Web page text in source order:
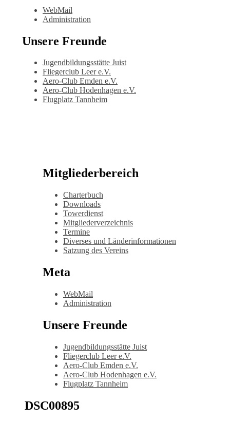
WebMail
Administration
Unsere Freunde
Jugendbildungsstätte Juist
Fliegerclub Leer e.V.
Aero-Club Emden e.V.
Aero-Club Hodenhagen e.V.
Flugplatz Tannheim
Mitgliederbereich
Charterbuch
Downloads
Towerdienst
Mitgliederverzeichnis
Termine
Diverses und Länderinformationen
Satzung des Vereins
Meta
WebMail
Administration
Unsere Freunde
Jugendbildungsstätte Juist
Fliegerclub Leer e.V.
Aero-Club Emden e.V.
Aero-Club Hodenhagen e.V.
Flugplatz Tannheim
DSC00895